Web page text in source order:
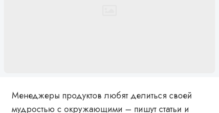
Менеджеры продуктов любят делиться своей
мудростью с окружающими – пишут статьи и